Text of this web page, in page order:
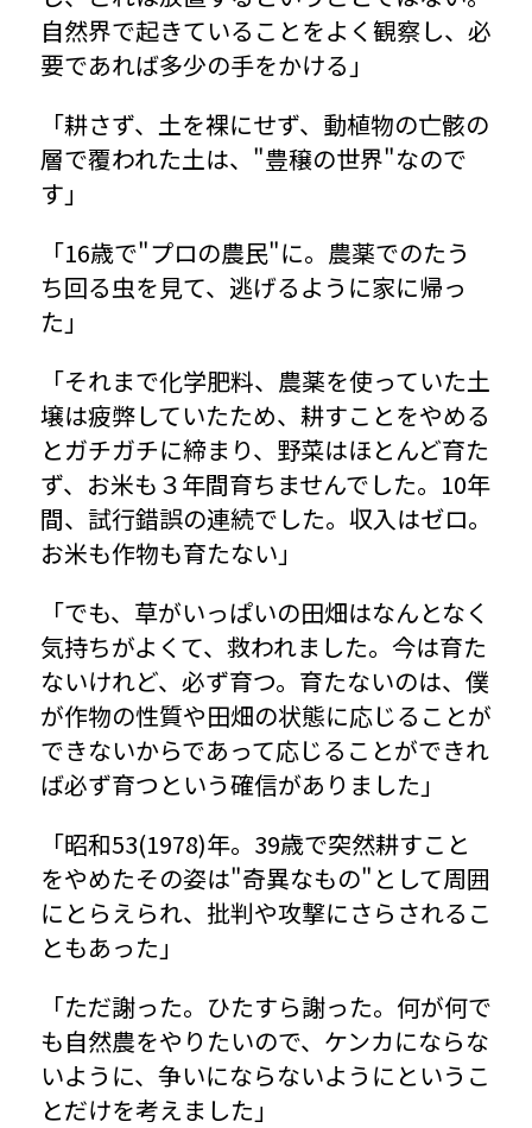
自然界で起きていることをよく観察し、必
要であれば多少の手をかける」
「耕さず、土を裸にせず、動植物の亡骸の
層で覆われた土は、"豊穣の世界"なので
す」
「16歳で"プロの農民"に。農薬でのたう
ち回る虫を見て、逃げるように家に帰っ
た」
「それまで化学肥料、農薬を使っていた土
壌は疲弊していたため、耕すことをやめる
とガチガチに締まり、野菜はほとんど育た
ず、お米も３年間育ちませんでした。10年
間、試行錯誤の連続でした。収入はゼロ。
お米も作物も育たない」
「でも、草がいっぱいの田畑はなんとなく
気持ちがよくて、救われました。今は育た
ないけれど、必ず育つ。育たないのは、僕
が作物の性質や田畑の状態に応じることが
できないからであって応じることができれ
ば必ず育つという確信がありました」
「昭和53(1978)年。39歳で突然耕すこと
をやめたその姿は"奇異なもの"として周囲
にとらえられ、批判や攻撃にさらされるこ
ともあった」
「ただ謝った。ひたすら謝った。何が何で
も自然農をやりたいので、ケンカにならな
いように、争いにならないようにというこ
とだけを考えました」